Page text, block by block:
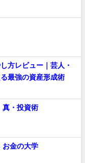
方レビュー｜芸人・
最強の資産形成術
・投資術
お金の大学